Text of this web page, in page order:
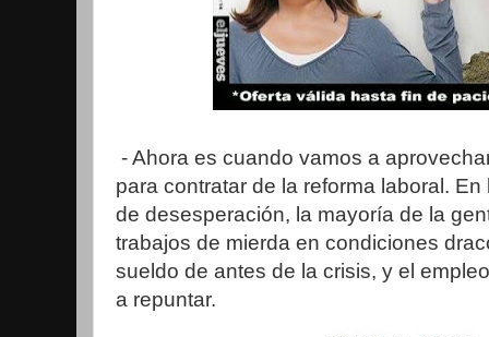
- Ahora es cuando vamos a
para contratar de la reforma laboral.
de desesperación, la mayoría de la
trabajos de mierda en condiciones
sueldo de antes de la crisis, y el
a repuntar.